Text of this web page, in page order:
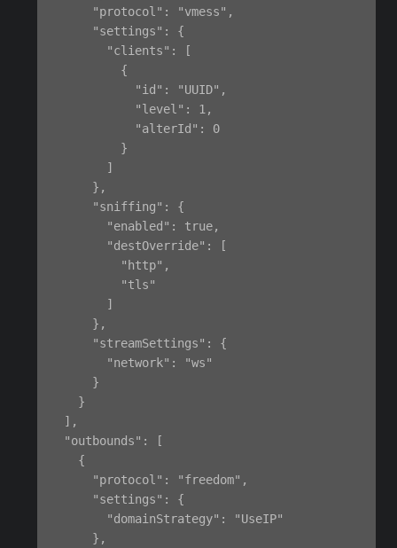
      "protocol": "vmess",
      "settings": {
        "clients": [
          {
            "id": "UUID",
            "level": 1,
            "alterId": 0
          }
        ]
      },
      "sniffing": {
        "enabled": true,
        "destOverride": [
          "http",
          "tls"
        ]
      },
      "streamSettings": {
        "network": "ws"
      }
    }
  ],
  "outbounds": [
    {
      "protocol": "freedom",
      "settings": {
        "domainStrategy": "UseIP"
      },